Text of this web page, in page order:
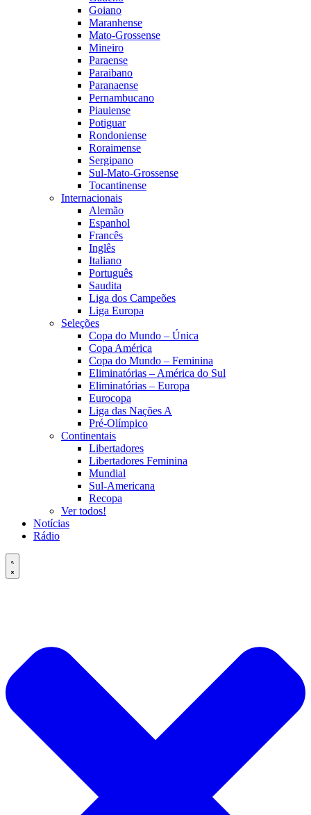
Goiano
Maranhense
Mato-Grossense
Mineiro
Paraense
Paraibano
Paranaense
Pernambucano
Piauiense
Potiguar
Rondoniense
Roraimense
Sergipano
Sul-Mato-Grossense
Tocantinense
Internacionais
Alemão
Espanhol
Francês
Inglês
Italiano
Português
Saudita
Liga dos Campeões
Liga Europa
Seleções
Copa do Mundo – Única
Copa América
Copa do Mundo – Feminina
Eliminatórias – América do Sul
Eliminatórias – Europa
Eurocopa
Liga das Nações A
Pré-Olímpico
Continentais
Libertadores
Libertadores Feminina
Mundial
Sul-Americana
Recopa
Ver todos!
Notícias
Rádio